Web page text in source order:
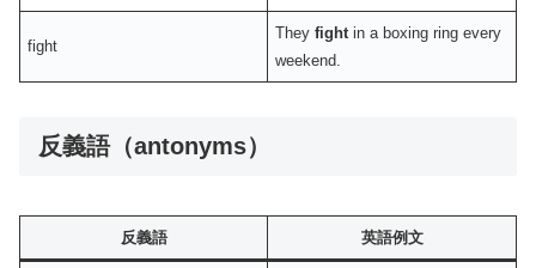
fight
Theyfightin a boxing ring every
weekend.
反義語（antonyms）
反義語 英語例文